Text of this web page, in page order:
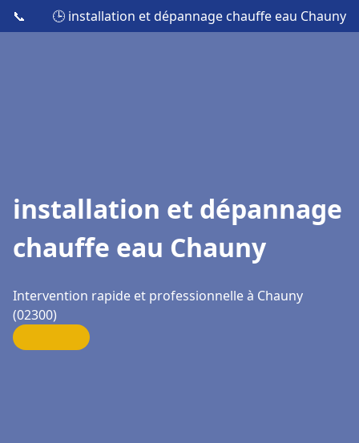
📞 🕒 installation et dépannage chauffe eau Chauny
installation et dépannage
chauffe eau Chauny
Intervention rapide et professionnelle à Chauny
(02300)